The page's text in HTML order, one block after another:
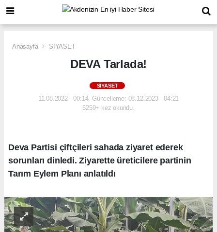
Anasayfa SİYASET
DEVA Tarlada!
SİYASET
11.08.2022 - 00:14, Güncelleme: 08.12.2023 - 04:21
5259+ kez okundu.
Deva Partisi çiftçileri sahada ziyaret ederek
sorunları dinledi. Ziyarette üreticilere partinin
Tarım Eylem Planı anlatıldı